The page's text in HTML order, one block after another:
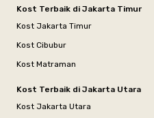
Kost Terbaik di Jakarta Timur
Kost Jakarta Timur
Kost Cibubur
Kost Matraman
Kost Terbaik di Jakarta Utara
Kost Jakarta Utara